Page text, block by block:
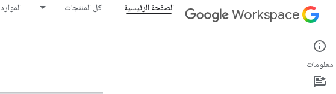
Workspace الصفحة الرئيسية كل المنتجات الموارد
الصفحة الرئيسية
نظرة عامة
معلومات